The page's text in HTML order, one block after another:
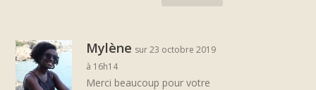
Mylène sur 23 octobre 2019
à 16h14
Merci beaucoup pour votre